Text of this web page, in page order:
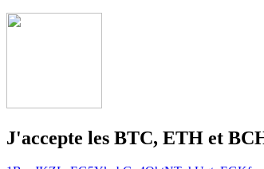
J'accepte les BTC, ETH et